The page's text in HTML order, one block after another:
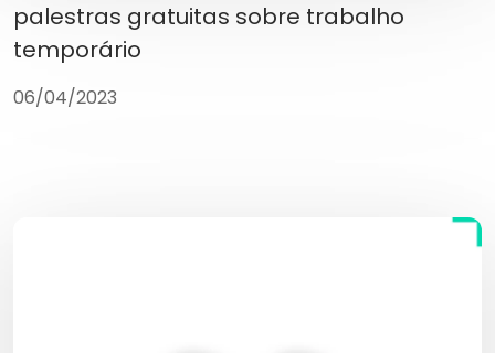
palestras gratuitas sobre trabalho
temporário
06/04/2023